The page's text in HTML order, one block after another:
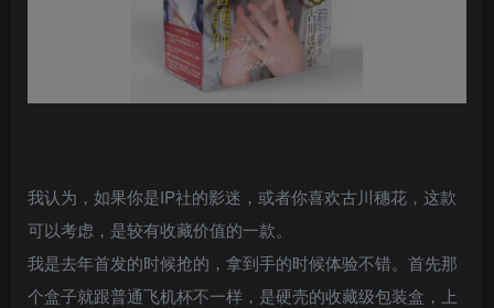
我认为，如果你是IP社的影迷，或者你喜欢古川穗花，这款
可以考虑，是较有收藏价值的一款。
我是去年首发的时候抢的，拿到手的时候体验不错。首先那
个盒子就跟普通飞机杯不一样，是硬壳的收藏级包装盒，上